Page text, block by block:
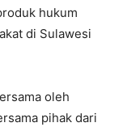
hukum
di Sulawesi
oleh
pihak dari